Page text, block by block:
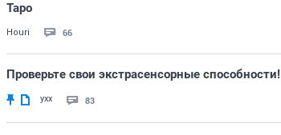
Таро
Houri 66
Проверьте свои экстрасенсорные способности!
yxx 83